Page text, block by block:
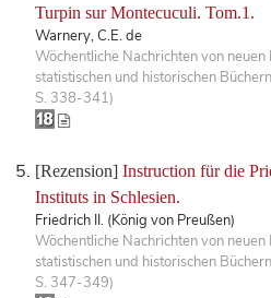
Turpin sur Montecuculi. Tom.1.
Warnery, C.E. de
Wöchentliche Nachrichten von
statistischen und historischen
S. 338-341)
[Rezension] Instruction für die
Instituts in Schlesien.
Friedrich II. (König von Preußen)
Wöchentliche Nachrichten von
statistischen und historischen
S. 347-349)